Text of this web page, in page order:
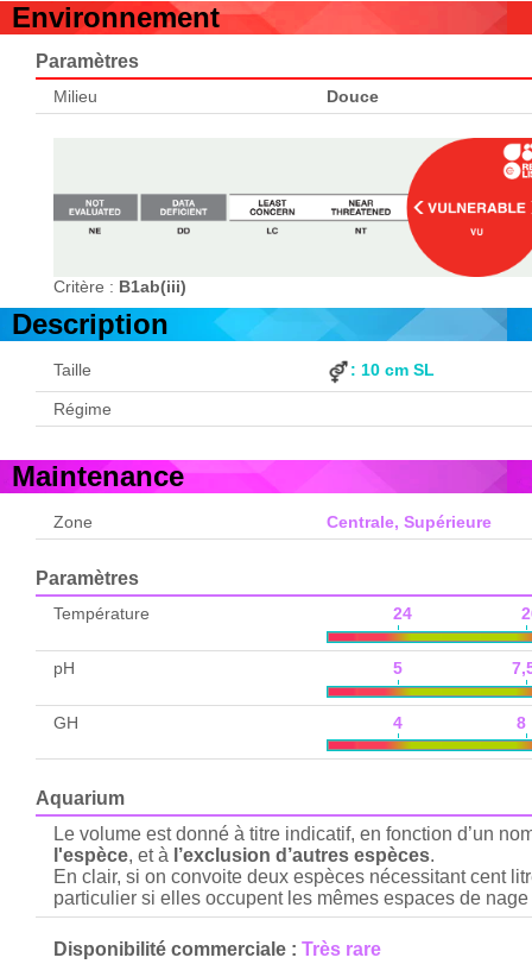
Environnement
Paramètres
Milieu Douce
Critère : B1ab(iii)
Description
Taille : 10 cm SL
Régime
Maintenance
Zone Centrale, Supérieure
Paramètres
Température 24
pH 5
GH 4 8
Aquarium
Le volume est donné à titre indicatif, en fonction d’un
l'espèce, et à l’exclusion d’autres espèces.
En clair, si on convoite deux espèces nécessitant cent
particulier si elles occupent les mêmes espaces de nage
Disponibilité commerciale : Très rare